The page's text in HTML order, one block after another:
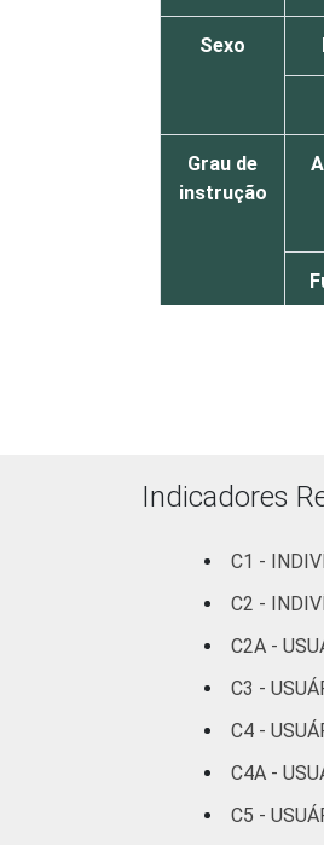
Sexo
Grau de
instrução
etária
Indicadores
C1 -
C2 -
C2A -
C3 -
C4 -
C4A -
C5 -